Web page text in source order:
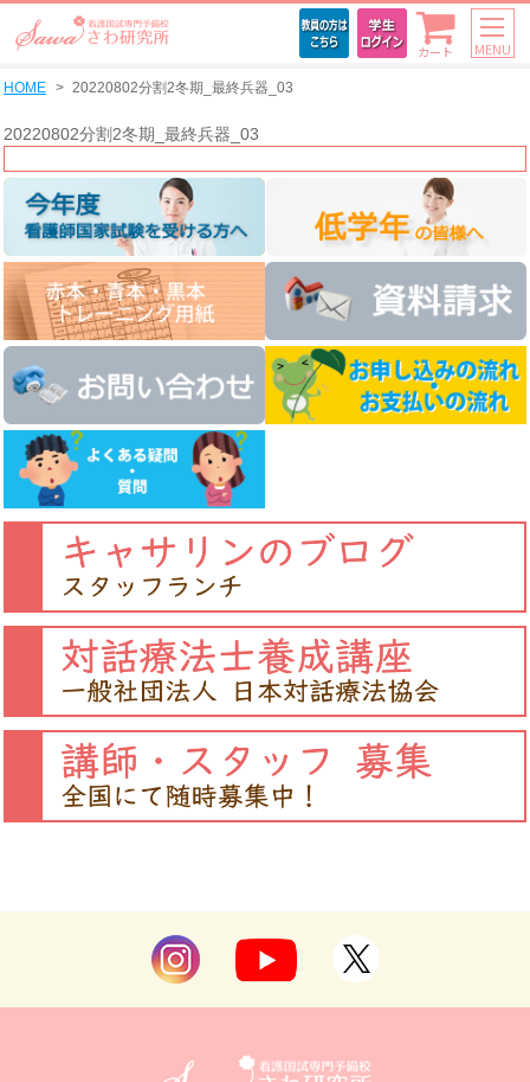
カート MENU
HOME 20220802分割2冬期_最終兵器_03
20220802分割2冬期_最終兵器_03